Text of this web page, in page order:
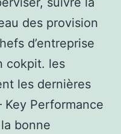
des provision
d’entreprise
cokpit. les
les dernières
Key Performance
bonne